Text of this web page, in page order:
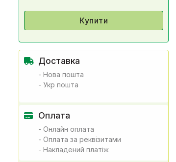
Купити
Доставка
- Нова пошта
- Укр пошта
Оплата
- Онлайн оплата
- Оплата за реквізитами
- Накладений платіж